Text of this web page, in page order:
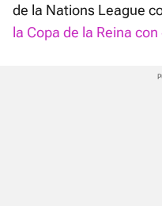
de la Nations League
la Copa de la Reina